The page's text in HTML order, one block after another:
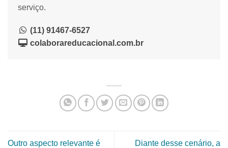
serviço.
(11) 91467-6527
colaborareducacional.com.br
Outro aspecto relevante é
Diante desse cenário, a